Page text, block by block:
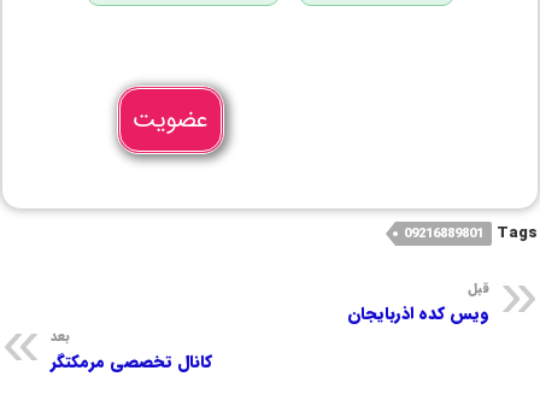
عضویت
Tags
09216889801
قبل
ویس کده اذربایجان
بعد
کانال تخصصی مرمکتگر